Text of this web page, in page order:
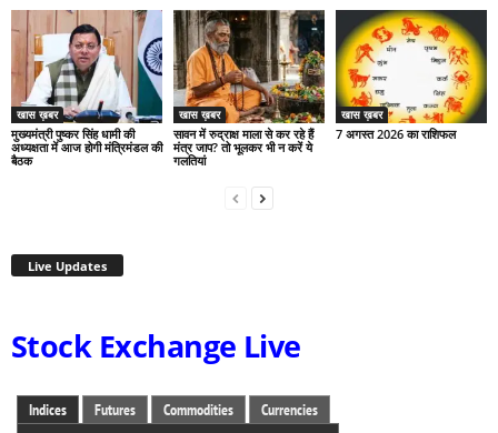
खास ख़बर
मुख्यमंत्री पुष्कर सिंह धामी की
अध्यक्षता में आज होगी मंत्रिमंडल की
बैठक
खास ख़बर
सावन में रुद्राक्ष माला से कर रहे हैं
मंत्र जाप? तो भूलकर भी न करें ये
गलतियां
खास ख़बर
7 अगस्त 2026 का राशिफल
Live Updates
Stock Exchange Live